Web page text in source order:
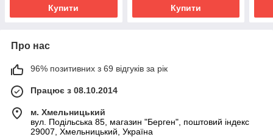
Купити Купити
Про нас
96% позитивних з 69 відгуків за рік
Працює з 08.10.2014
м. Хмельницький
вул. Подільська 85, магазин "Берген", поштовий індекс
29007, Хмельницький, Україна